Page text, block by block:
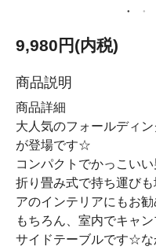
9,980円(内税)
商品説明
商品詳細
大人気のフォールディ
が登場です☆
コンパクトでかっこい
折り畳み式で持ち運び
アのインテリアにもお勧
もちろん、室内でキャ
サイドテーブルです☆な